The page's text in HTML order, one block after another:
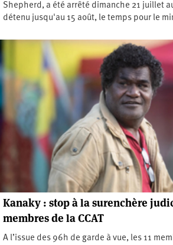
Shepherd, a été arrêté dimanche 21 juillet
détenu jusqu'au 15 août, le temps pour le
Kanaky : stop à la surenchère
membres de la CCAT
A l’issue des 96h de garde à vue, les 11